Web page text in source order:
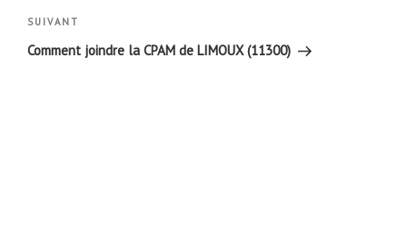
Article
suivant
SUIVANT
Comment joindre la CPAM de LIMOUX (11300)